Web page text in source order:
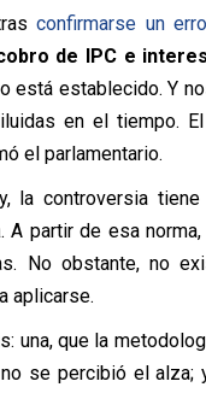
confirmarse un
de IPC e
está establecido. Y
en el tiempo.
el parlamentario.
la controversia
. A partir de esa
No obstante, no
aplicarse.
una, que la
se percibió el